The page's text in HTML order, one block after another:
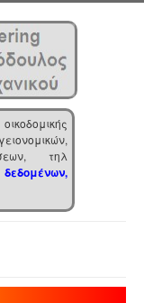
τηλ